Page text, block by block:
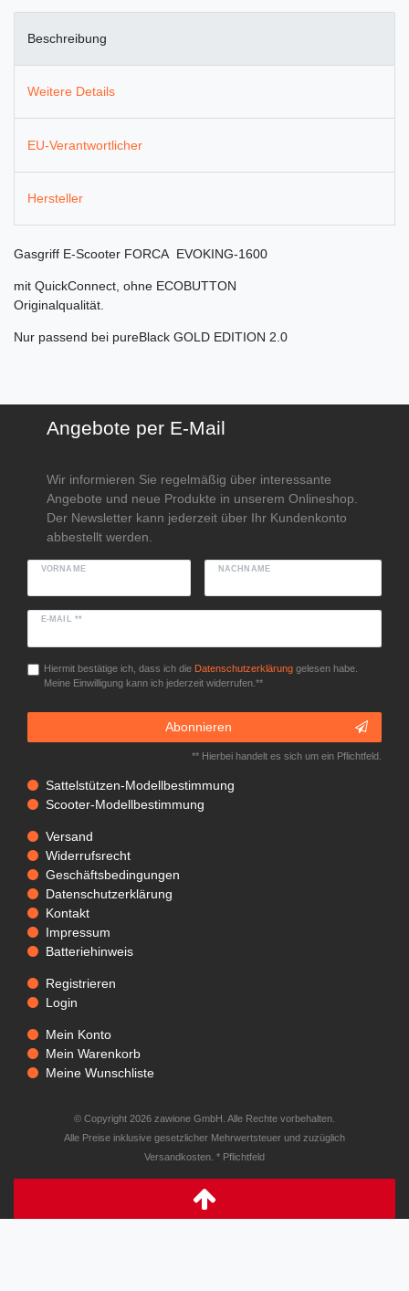
Beschreibung
Weitere Details
EU-Verantwortlicher
Hersteller
Gasgriff E-Scooter FORCA EVOKING-1600
mit QuickConnect, ohne ECOBUTTON
Originalqualität.
Nur passend bei pureBlack GOLD EDITION 2.0
Angebote per E-Mail
Wir informieren Sie regelmäßig über interessante
Angebote und neue Produkte in unserem Onlineshop.
Der Newsletter kann jederzeit über Ihr Kundenkonto
abbestellt werden.
VORNAME NACHNAME
E-MAIL **
Hiermit bestätige ich, dass ich die Daten­schutz­erklärunggelesen habe.
Meine Einwilligung kann ich jederzeit widerrufen.**
Abonnieren
** Hierbei handelt es sich um ein Pflichtfeld.
Sattelstützen-Modellbestimmung
Scooter-Modellbestimmung
Versand
Widerrufsrecht
Geschäftsbedingungen
Datenschutzerklärung
Kontakt
Impressum
Batteriehinweis
Registrieren
Login
Mein Konto
Mein Warenkorb
Meine Wunschliste
© Copyright 2026 zawione GmbH. Alle Rechte vorbehalten.
Alle Preise inklusive gesetzlicher Mehrwertsteuer und zuzüglich
Versandkosten. * Pflichtfeld